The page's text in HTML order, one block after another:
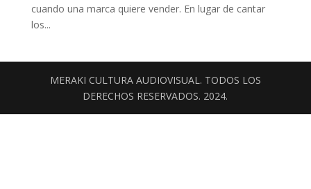
cuando una marca quiere vender. En lugar de cantar
los...
MERAKI CULTURA AUDIOVISUAL. TODOS LOS
DERECHOS RESERVADOS. 2024.